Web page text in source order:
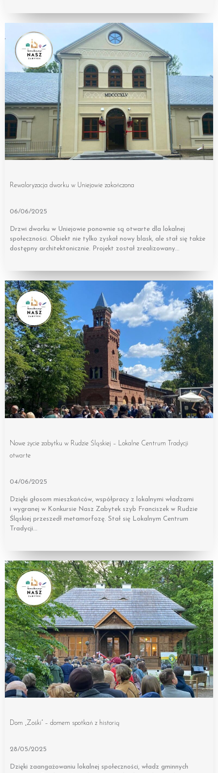
Rewaloryzacja dworku w Uniejowie zakończona
06/06/2025
Drzwi dworku w Uniejowie ponownie są otwarte dla lokalnej
społeczności. Obiekt nie tylko zyskał nowy blask, ale stał się także
dostępny architektonicznie. Projekt został zrealizowany…
Nowe życie zabytku w Rudzie Śląskiej – Lokalne Centrum Tradycji
otwarte
04/06/2025
Dzięki głosom mieszkańców, współpracy z lokalnymi władzami
i wygranej w Konkursie Nasz Zabytek szyb Franciszek w Rudzie
Śląskiej przeszedł metamorfozę. Stał się Lokalnym Centrum
Tradycji…
Dom „Zośki” – domem spotkań z historią
28/05/2025
Dzięki zaangażowaniu lokalnej społeczności, władz gminnych